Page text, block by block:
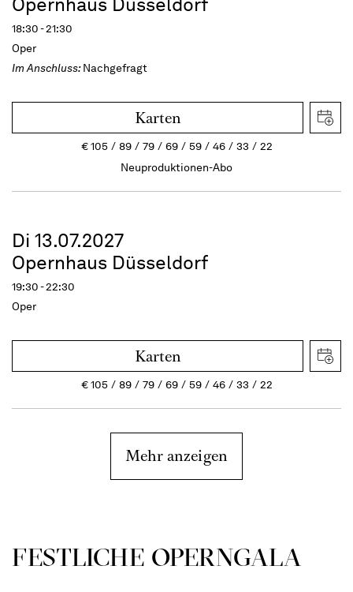
18:30 - 21:30
Oper
Im Anschluss:Nachgefragt
Karten
€105 89 79 69 59 46 33
22
Neuproduktionen-Abo
Di 13.07.2027
Opernhaus Düsseldorf
19:30 - 22:30
Oper
Karten
€105 89 79 69 59 46 33 22
Mehr anzeigen
FEST­LICHE OPERN­GALA